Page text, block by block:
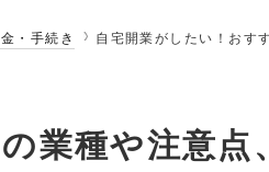
・手続き 自宅開業がしたい！おす
業種や注意点